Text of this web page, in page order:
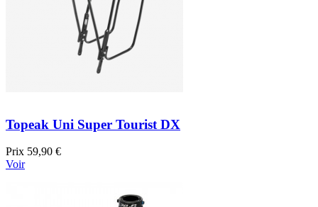
Topeak Uni Super Tourist DX
Prix 59,90 €
Voir